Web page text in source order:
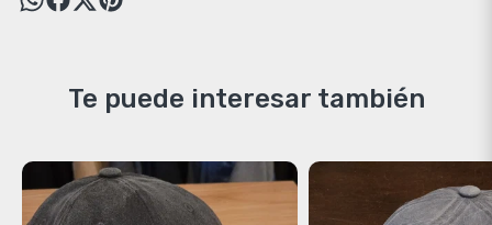
Te puede interesar también